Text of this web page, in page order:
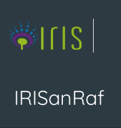
IRISanRaf